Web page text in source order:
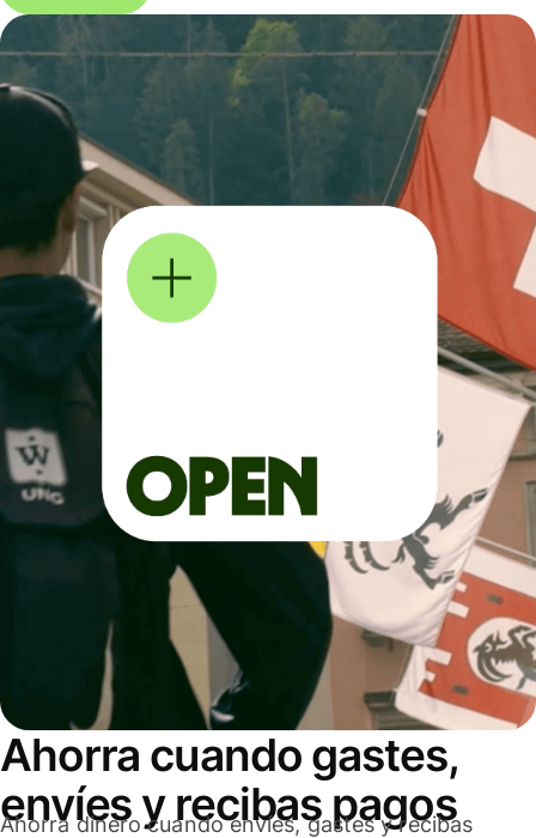
Ahorra cuando gastes,
envíes y recibas pagos
Ahorra dinero cuando envíes, gastes y recibas